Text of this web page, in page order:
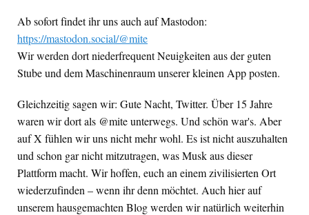
Ab sofort findet ihr uns auch auf Mastodon:
https://mastodon.social/@mite
Wir werden dort niederfrequent Neuigkeiten aus der guten
Stube und dem Maschinenraum unserer kleinen App posten.
Gleichzeitig sagen wir: Gute Nacht, Twitter. Über 15 Jahre
waren wir dort als @mite unterwegs. Und schön war's. Aber
auf X fühlen wir uns nicht mehr wohl. Es ist nicht auszuhalten
und schon gar nicht mitzutragen, was Musk aus dieser
Plattform macht. Wir hoffen, euch an einem zivilisierten Ort
wiederzufinden – wenn ihr denn möchtet. Auch hier auf
unserem hausgemachten Blog werden wir natürlich weiterhin